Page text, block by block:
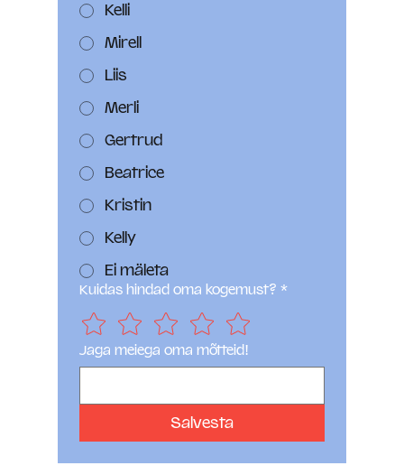
Kelli
Mirell
Liis
Merli
Gertrud
Beatrice
Kristin
Kelly
Ei mäleta
Kuidas hindad oma kogemust? *
Jaga meiega oma mõtteid!
Salvesta